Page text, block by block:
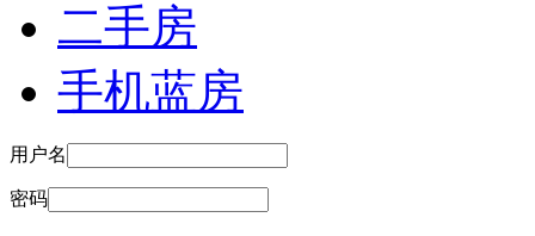
二手房
手机蓝房
用户名
密码